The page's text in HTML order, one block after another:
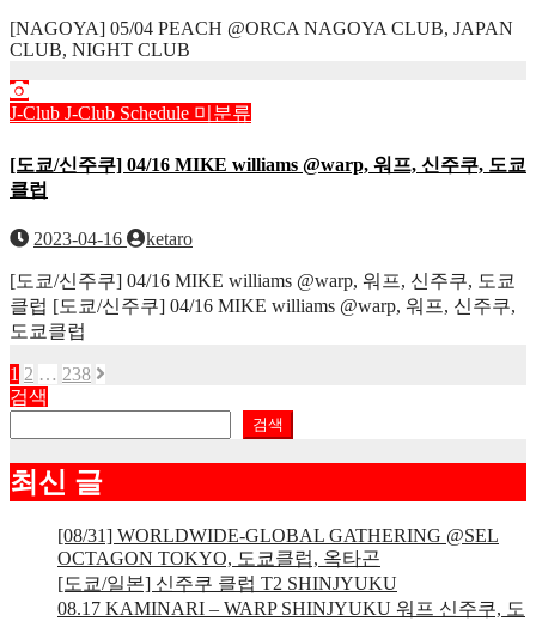
[NAGOYA] 05/04 PEACH @ORCA NAGOYA CLUB, JAPAN
CLUB, NIGHT CLUB
J-Club J-Club Schedule 미분류
[도쿄/신주쿠] 04/16 MIKE williams @warp, 워프, 신주쿠, 도쿄
클럽
2023-04-16 ketaro
[도쿄/신주쿠] 04/16 MIKE williams @warp, 워프, 신주쿠, 도쿄
클럽 [도쿄/신주쿠] 04/16 MIKE williams @warp, 워프, 신주쿠,
도쿄클럽
글
페
이
지
1 2 … 238
검색
검색
최신 글
[08/31] WORLDWIDE-GLOBAL GATHERING @SEL
OCTAGON TOKYO, 도쿄클럽, 옥타곤
[도쿄/일본] 신주쿠 클럽 T2 SHINJYUKU
08.17 KAMINARI – WARP SHINJYUKU 워프 신주쿠, 도